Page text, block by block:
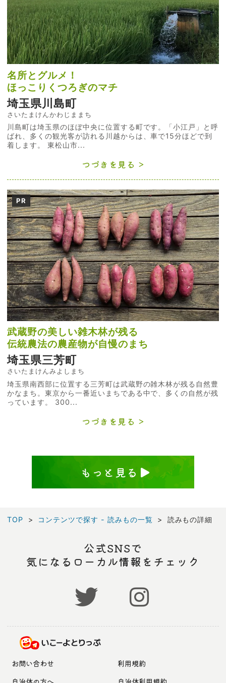
名所とグルメ！
ほっこりくつろぎのマチ
埼玉県川島町
さいたまけんかわじままち
川島町は埼玉県のほぼ中央に位置する町です。「小江戸」と呼
ばれ、多くの観光客が訪れる川越からは、車で15分ほどで到
着します。 東松山市...
つづきを見る
PR
武蔵野の美しい雑木林が残る
伝統農法の農産物が自慢のまち
埼玉県三芳町
さいたまけんみよしまち
埼玉県南西部に位置する三芳町は武蔵野の雑木林が残る自然豊
かなまち。東京から一番近いまちである中で、多くの自然が残
っています。 300...
つづきを見る
もっと見る
TOP コンテンツで探す - 読みもの一覧 読みもの詳細
公式SNSで
気になるローカル情報をチェック
お問い合わせ
利用規約